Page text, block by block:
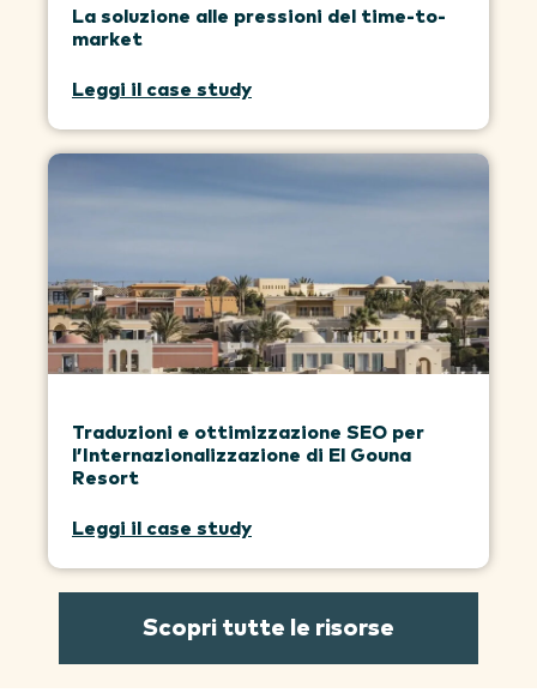
La soluzione alle pressioni del time-to-
market
Leggi il case study
Traduzioni e ottimizzazione SEO per
l’Internazionalizzazione di El Gouna
Resort
Leggi il case study
Scopri tutte le risorse